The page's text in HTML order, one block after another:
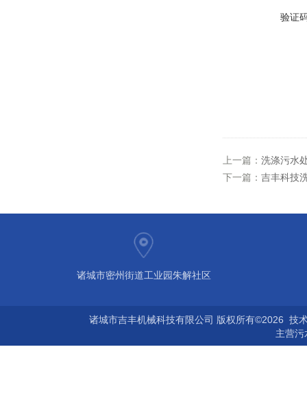
验证
上一篇： 洗涤污水
下一篇： 吉丰科技
诸城市密州街道工业园朱解社区
诸城市吉丰机械科技有限公司 版权所有©2026 技
主营污